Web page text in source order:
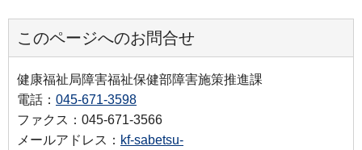
このページへのお問合せ
健康福祉局障害福祉保健部障害施策推進課
電話： 045-671-3598
ファクス：045-671-3566
メールアドレス： kf-sabetsu-